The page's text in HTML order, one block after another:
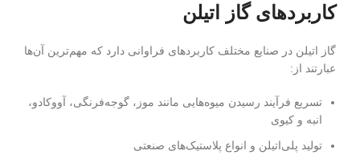
کاربردهای گاز اتیلن
گاز اتیلن در صنایع مختلف کاربردهای فراوانی دارد که مهم‌ترین آن‌ها
عبارتند از:
تسریع فرآیند رسیدن میوه‌هایی مانند موز، گوجه‌فرنگی، آووکادو،
انبه و کیوی
تولید پلی‌اتیلن و انواع پلاستیک‌های صنعتی